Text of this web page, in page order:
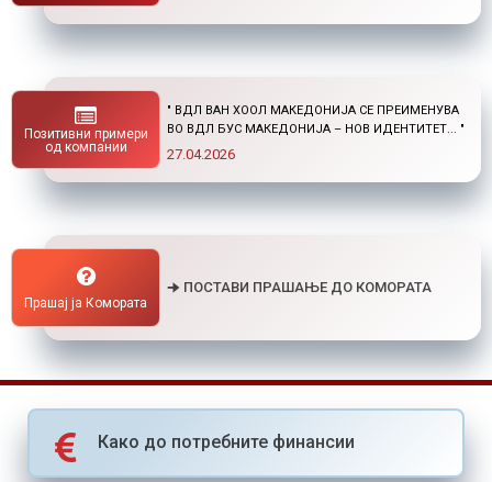
Позитивни примери
од компании
ПОСТДИПЛОМСКИ СТУДИИ ДОМА И ВО
СТРАНСТВО "
01.04.2026
Прашај ја Комората
🠊 ПОСТАВИ ПРАШАЊЕ ДО КОМОРАТА
Како до потребните финансии